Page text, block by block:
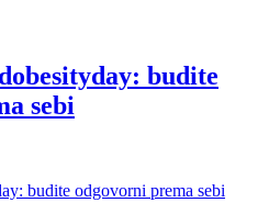
budite
sebi
budite odgovorni prema sebi